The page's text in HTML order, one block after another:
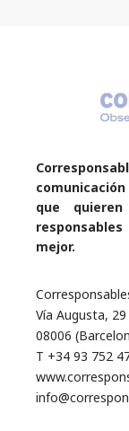
que
mejor.
Vía Augusta, 29
08006
T +34 93 752